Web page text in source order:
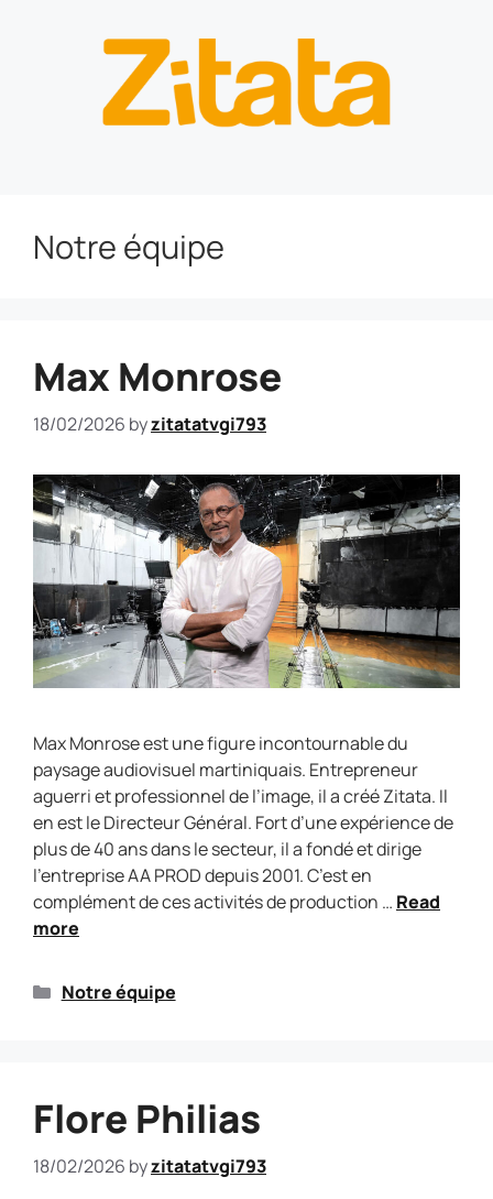
Notre équipe
Max Monrose
18/02/2026 byzitatatvgi793
Max Monrose est une figure incontournable du
paysage audiovisuel martiniquais. Entrepreneur
aguerri et professionnel de l’image, il a créé Zitata. Il
en est le Directeur Général. Fort d’une expérience de
plus de 40 ans dans le secteur, il a fondé et dirige
l’entreprise AA PROD depuis 2001. C’est en
complément de ces activités de production … Read
more
Notre équipe
Flore Philias
18/02/2026 byzitatatvgi793